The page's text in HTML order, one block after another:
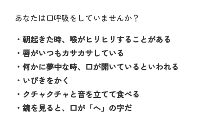
あなたは口呼吸をしていませんか？
・朝起きた時、喉がヒリヒリすることがある
・唇がいつもカサカサしている
・何かに夢中な時、口が開いているといわれる
・いびきをかく
・クチャクチャと音を立てて食べる
・鏡を見ると、口が「へ」の字だ